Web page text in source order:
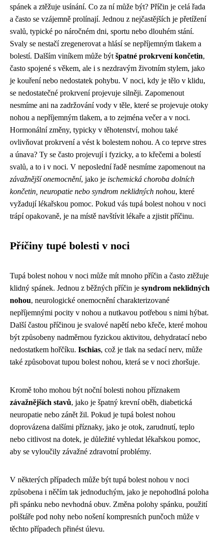
spánek a ztěžuje usínání. Co za ní může být? Příčin je celá řada
a často se vzájemně prolínají. Jednou z nejčastějších je přetížení
svalů, typické po náročném dni, sportu nebo dlouhém stání.
Svaly se nestačí zregenerovat a hlásí se nepříjemným tlakem a
bolestí. Dalším viníkem může být špatné prokrvení končetin,
často spojené s věkem, ale i s nezdravým životním stylem, jako
je kouření nebo nedostatek pohybu. V noci, kdy je tělo v klidu,
se nedostatečné prokrvení projevuje silněji. Zapomenout
nesmíme ani na zadržování vody v těle, které se projevuje otoky
nohou a nepříjemným tlakem, a to zejména večer a v noci.
Hormonální změny, typicky v těhotenství, mohou také
ovlivňovat prokrvení a vést k bolestem nohou. A co teprve stres
a únava? Ty se často projevují i fyzicky, a to křečemi a bolestí
svalů, a to i v noci. V neposlední řadě nesmíme zapomenout na
závažnější onemocnění, jako je ischemická choroba dolních
končetin, neuropatie nebo syndrom neklidných nohou, které
vyžadují lékařskou pomoc. Pokud vás tupá bolest nohou v noci
trápí opakovaně, je na místě navštívit lékaře a zjistit příčinu.
Příčiny tupé bolesti v noci
Tupá bolest nohou v noci může mít mnoho příčin a často ztěžuje
klidný spánek. Jednou z běžných příčin je syndrom neklidných
nohou, neurologické onemocnění charakterizované
nepříjemnými pocity v nohou a nutkavou potřebou s nimi hýbat.
Další častou příčinou je svalové napětí nebo křeče, které mohou
být způsobeny nadměrnou fyzickou aktivitou, dehydratací nebo
nedostatkem hořčíku. Ischias, což je tlak na sedací nerv, může
také způsobovat tupou bolest nohou, která se v noci zhoršuje.
Kromě toho mohou být noční bolesti nohou příznakem
závažnějších stavů, jako je špatný krevní oběh, diabetická
neuropatie nebo zánět žil. Pokud je tupá bolest nohou
doprovázena dalšími příznaky, jako je otok, zarudnutí, teplo
nebo citlivost na dotek, je důležité vyhledat lékařskou pomoc,
aby se vyloučily závažné zdravotní problémy.
V některých případech může být tupá bolest nohou v noci
způsobena i něčím tak jednoduchým, jako je nepohodlná poloha
při spánku nebo nevhodná obuv. Změna polohy spánku, použití
polštáře pod nohy nebo nošení kompresních punčoch může v
těchto případech přinést úlevu.